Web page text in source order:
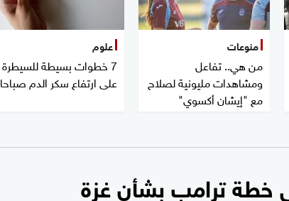
منوعات
من هي.. تفاعل
ومشاهدات مليونية لصلاح
مع "إيشان أكسوي"
علوم
7 خطوات بسيطة للسيطرة
على ارتفاع سكر الدم صباحا
خطة ترامب بشأن غزة